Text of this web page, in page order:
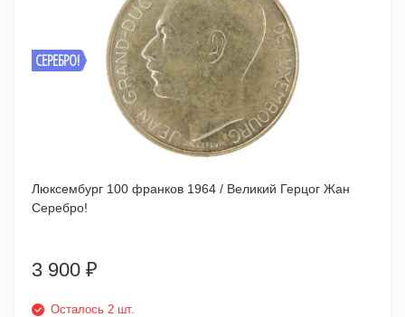
СЕРЕБРО!
Люксембург 100 франков 1964 / Великий Герцог Жан
Серебро!
3 900 ₽
Осталось 2 шт.